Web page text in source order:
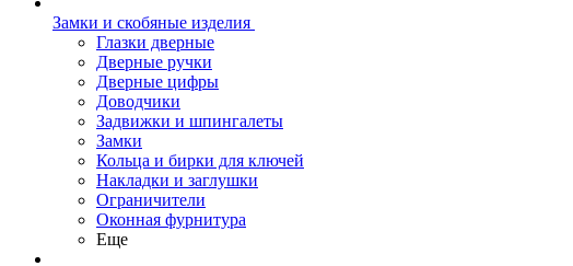
Замки и скобяные изделия
Глазки дверные
Дверные ручки
Дверные цифры
Доводчики
Задвижки и шпингалеты
Замки
Кольца и бирки для ключей
Накладки и заглушки
Ограничители
Оконная фурнитура
Еще